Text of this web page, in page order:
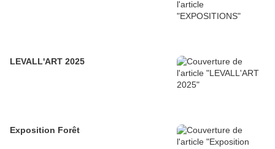
LEVALL'ART 2025
Exposition Forêt